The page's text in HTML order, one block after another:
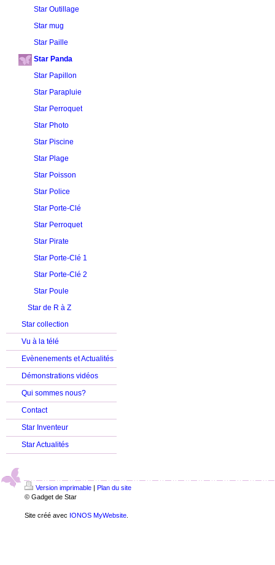
Star Outillage
Star mug
Star Paille
Star Panda
Star Papillon
Star Parapluie
Star Perroquet
Star Photo
Star Piscine
Star Plage
Star Poisson
Star Police
Star Porte-Clé
Star Perroquet
Star Pirate
Star Porte-Clé 1
Star Porte-Clé 2
Star Poule
Star de R à Z
Star collection
Vu à la télé
Evènenements et Actualités
Démonstrations vidéos
Qui sommes nous?
Contact
Star Inventeur
Star Actualités
Version imprimable | Plan du site
© Gadget de Star
Site créé avec IONOS MyWebsite